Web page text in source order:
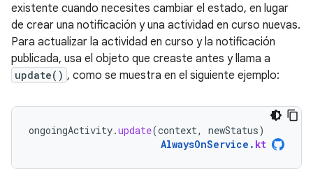
existente cuando necesites cambiar el estado, en lugar
de crear una notificación y una actividad en curso nuevas.
Para actualizar la actividad en curso y la notificación
publicada, usa el objeto que creaste antes y llama a
update() , como se muestra en el siguiente ejemplo:
ongoingActivity.update(context, newStatus)
AlwaysOnService . kt